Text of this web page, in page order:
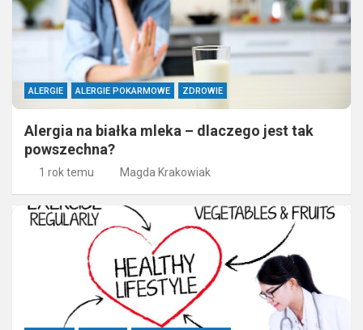
ALERGIE ALERGIE POKARMOWE ZDROWIE
Alergia na białka mleka – dlaczego jest tak
powszechna?
1 rok temu Magda Krakowiak